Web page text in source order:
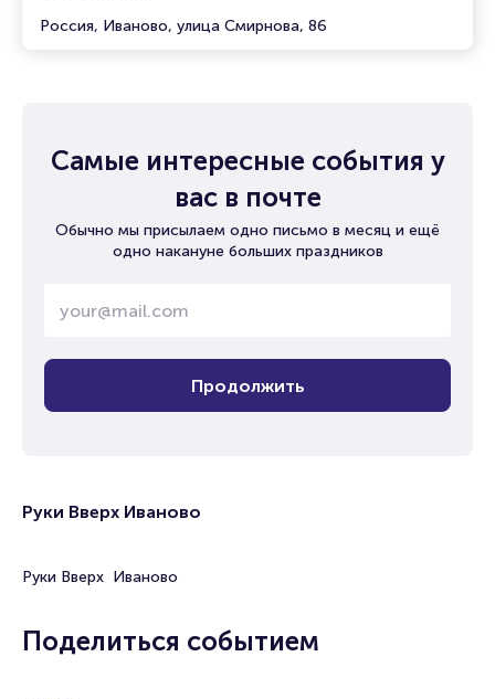
Россия, Иваново, улица Смирнова, 86
Самые интересные события у
вас в почте
Обычно мы присылаем одно письмо в месяц и ещё
одно накануне больших праздников
Продолжить
Руки Вверх Иваново
Руки Вверх Иваново
Поделиться событием